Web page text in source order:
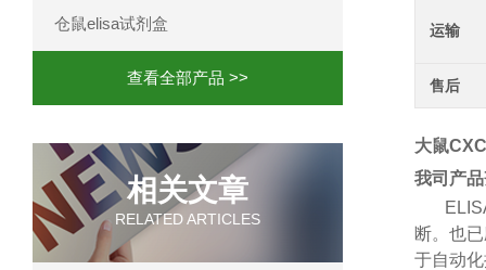
仓鼠elisa试剂盒
查看全部产品 >>
相关文章
RELATED ARTICLES
运输
售后
大鼠
我司产
断。也
于自动